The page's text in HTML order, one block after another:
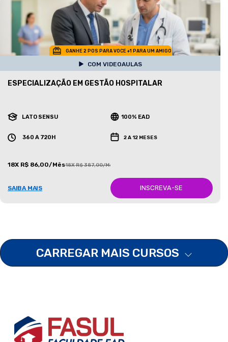
GANHE 2 POS PARA VOCE +1 PARA UM AMIGO
COM VIDEOAULAS
ESPECIALIZAÇÃO EM GESTÃO HOSPITALAR
LATO SENSU 100% EAD
360 A 720H 2 A 12 MESES
18X R$ 86,00/Mês18X R$ 387,00/Mês
SAIBA MAIS INSCREVA-SE
CARREGAR MAIS CURSOS